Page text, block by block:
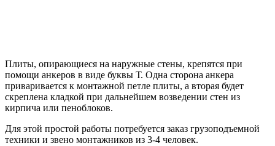
Плиты, опирающиеся на наружные стены, крепятся при
помощи анкеров в виде буквы Т. Одна сторона анкера
приваривается к монтажной петле плиты, а вторая будет
скреплена кладкой при дальнейшем возведении стен из
кирпича или пеноблоков.
Для этой простой работы потребуется заказ грузоподъемной
техники и звено монтажников из 3-4 человек.